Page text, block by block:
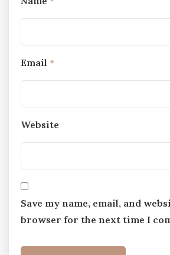
Email *
Website
Save my name, email, and
browser for the next time I